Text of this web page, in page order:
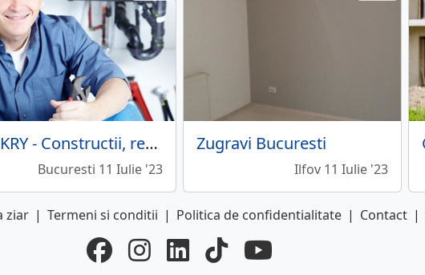
ICE KRY - Constructii, renovari, amenajari
Bucuresti 11 Iulie '23
Zugravi Bucuresti
Ilfov 11 Iulie '23
ziar | Termeni si conditii | Politica de confidentialitate | Contact |